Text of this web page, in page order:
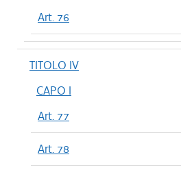
Art. 76
TITOLO IV
CAPO I
Art. 77
Art. 78